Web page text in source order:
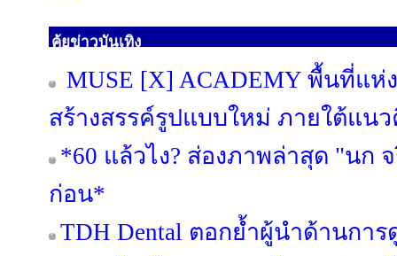
คุ้ยข่าวบันเทิง
MUSE [X] ACADEMY พื้นที่แห่
สร้างสรรค์รูปแบบใหม่ ภายใต้แนว
*60 แล้วไง? ส่องภาพล่าสุด "นก
ก่อน*
TDH Dental ตอกย้ำผู้นำด้านกา